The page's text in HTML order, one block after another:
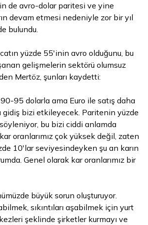
de avro-dolar paritesi ve yine
devam etmesi nedeniyle zor bir yıl
bulundu.
yüzde 55'inin avro olduğunu, bu
gelişmelerin sektörü olumsuz
Mertöz, şunları kaydetti:
90-95 dolarla ama Euro ile satış daha
gidiş bizi etkileyecek. Paritenin yüzde
bu bizi ciddi anlamda
oranlarımız çok yüksek değil, zaten
10'lar seviyesindeyken şu an karın
Genel olarak kar oranlarımız bir
büyük sorun oluşturuyor.
sıkıntıları aşabilmek için yurt
şeklinde şirketler kurmayı ve